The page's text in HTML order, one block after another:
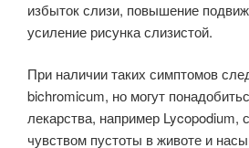
избыток слизи, повышение
усиление рисунка слизистой.
При наличии таких симптомов
bichromicum, но могут
лекарства, например Lycopodium,
чувством пустоты в животе и